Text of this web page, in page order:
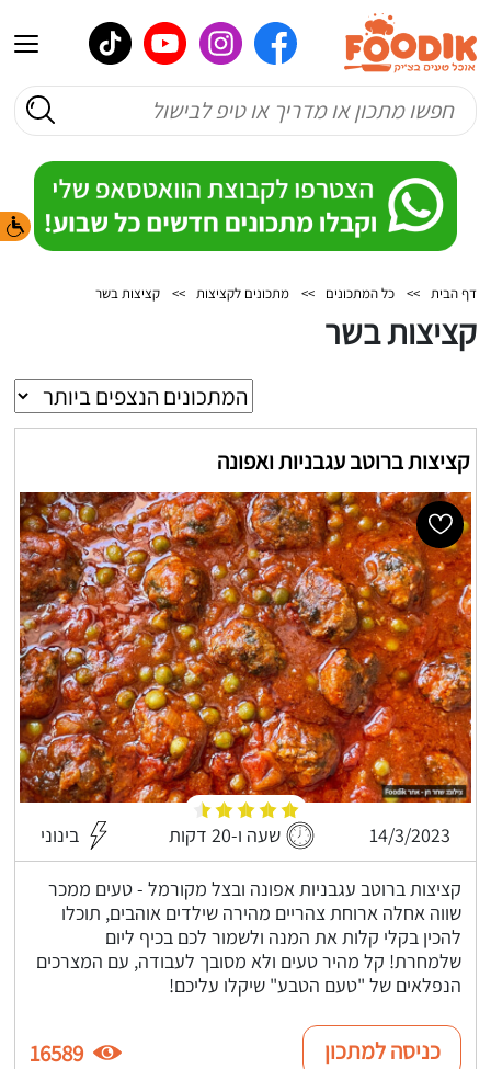
דף הבית >> כל המתכונים >> מתכונים לקציצות >> קציצות בשר
קציצות בשר
קציצות ברוטב עגבניות ואפונה
14/3/2023 שעה ו-20 דקות בינוני
קציצות ברוטב עגבניות אפונה ובצל מקורמל - טעים ממכר
שווה אחלה ארוחת צהריים מהירה שילדים אוהבים, תוכלו
להכין בקלי קלות את המנה ולשמור לכם בכיף ליום
שלמחרת! קל מהיר טעים ולא מסובך לעבודה, עם המצרכים
הנפלאים של "טעם הטבע" שיקלו עליכם!
כניסה למתכון 16589